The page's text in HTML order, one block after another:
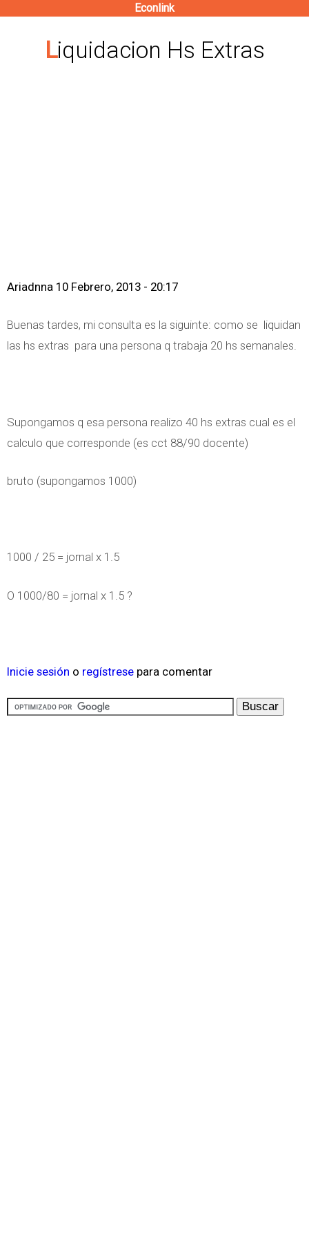
contenido
Econlink
Liquidacion Hs Extras
Ariadnna 10 Febrero, 2013 - 20:17
Buenas tardes, mi consulta es la siguinte: como se liquidan
las hs extras para una persona q trabaja 20 hs semanales.
Supongamos q esa persona realizo 40 hs extras cual es el
calculo que corresponde (es cct 88/90 docente)
bruto (supongamos 1000)
1000 / 25 = jornal x 1.5
O 1000/80 = jornal x 1.5 ?
Inicie sesión o regístrese para comentar